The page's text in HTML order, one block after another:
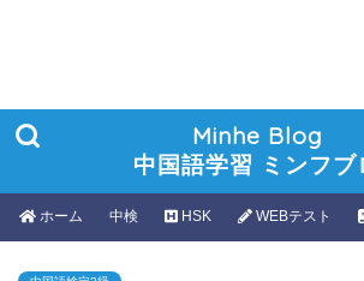
Minhe Blog
中国語学習 ミンフブ
ホーム 中検 HSK WEBテスト